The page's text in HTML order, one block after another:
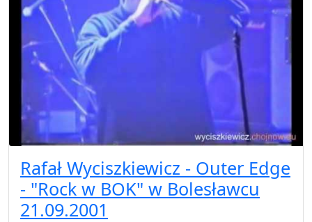
Rafał Wyciszkiewicz - Outer Edge
- "Rock w BOK" w Bolesławcu
21.09.2001